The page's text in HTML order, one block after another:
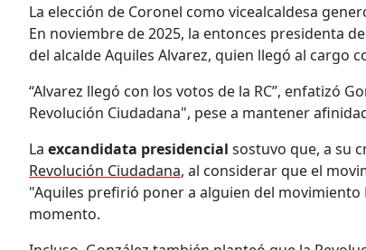
La elección de Coronel como vicealcaldesa
En noviembre de 2025, la entonces presidenta
del alcalde Aquiles Alvarez, quien llegó al cargo
“Alvarez llegó con los votos de la RC”, enfatizó
Revolución Ciudadana", pese a mantener
La excandidata presidencial sostuvo que, a su
Revolución Ciudadana, al considerar que el
"Aquiles prefirió poner a alguien del movimiento
momento.